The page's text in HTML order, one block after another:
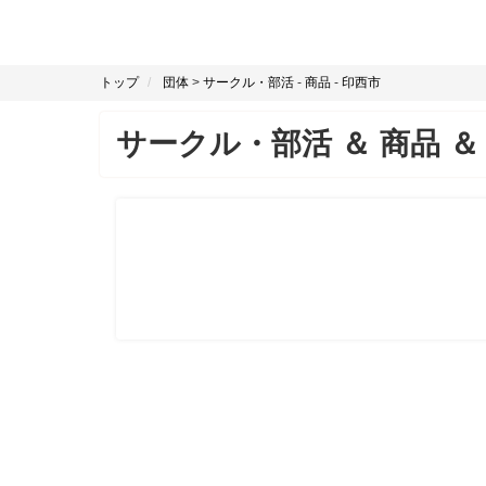
トップ 団体 > サークル・部活 - 商品 - 印西市
サークル・部活＆ 商品